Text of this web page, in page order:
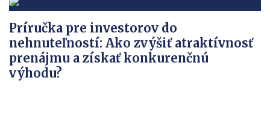
Príručka pre investorov do
nehnuteľností: Ako zvýšiť atraktívnosť
prenájmu a získať konkurenčnú
výhodu?